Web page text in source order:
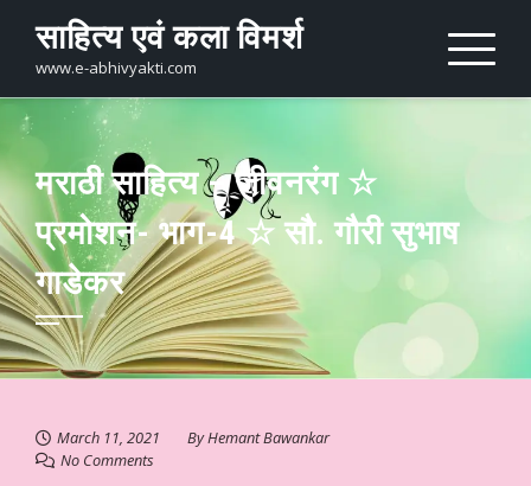
content
साहित्य एवं कला विमर्श
www.e-abhivyakti.com
मराठी साहित्य – जीवनरंग ☆
प्रमोशन- भाग-4 ☆ सौ. गौरी सुभाष
गाडेकर
March 11, 2021 ByHemant Bawankar
No Comments